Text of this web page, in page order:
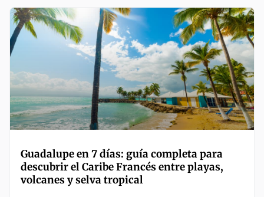
Guadalupe en 7 días: guía completa para
descubrir el Caribe Francés entre playas,
volcanes y selva tropical